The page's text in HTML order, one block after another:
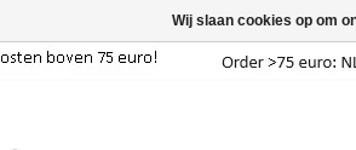
Wij slaan cookies op om